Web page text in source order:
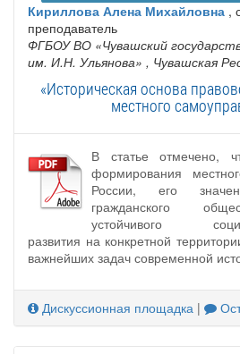
Кириллова Алена Михайловна ,
преподаватель
ФГБОУ ВО «Чувашский
им. И.Н. Ульянова» , Чувашская
«Историческая основа
местного
В статье отмечено,
формирования
России, его
гражданского
устойчивого
развития на конкретной
важнейших задач современной
Дискуссионная площадка |